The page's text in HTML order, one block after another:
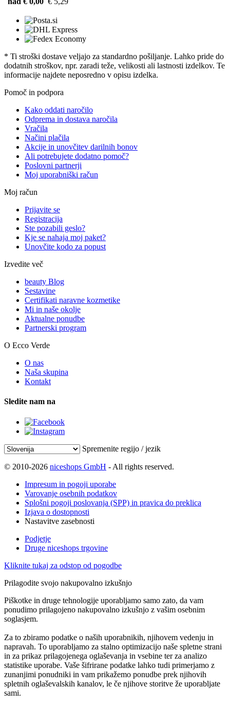
* Ti stroški dostave veljajo za standardno pošiljanje. Lahko pride do
dodatnih stroškov, npr. zaradi teže, velikosti ali lastnosti izdelkov. Te
informacije najdete neposredno v opisu izdelka.
Pomoč in podpora
Kako oddati naročilo
Odprema in dostava naročila
Vračila
Načini plačila
Akcije in unovčitev darilnih bonov
Ali potrebujete dodatno pomoč?
Poslovni partnerji
Moj uporabniški račun
Moj račun
Prijavite se
Registracija
Ste pozabili geslo?
Kje se nahaja moj paket?
Unovčite kodo za popust
Izvedite več
beauty Blog
Sestavine
Certifikati naravne kozmetike
Mi in naše okolje
Aktualne ponudbe
Partnerski program
O Ecco Verde
O nas
Naša skupina
Kontakt
Sledite nam na
Spremenite regijo / jezik
© 2010-2026 niceshops GmbH - All rights reserved.
Impresum in pogoji uporabe
Varovanje osebnih podatkov
Splošni pogoji poslovanja (SPP) in pravica do preklica
Izjava o dostopnosti
Nastavitve zasebnosti
Podjetje
Druge niceshops trgovine
Kliknite tukaj za odstop od pogodbe
Prilagodite svojo nakupovalno izkušnjo
Piškotke in druge tehnologije uporabljamo samo zato, da vam
ponudimo prilagojeno nakupovalno izkušnjo z vašim osebnim
soglasjem.
Za to zbiramo podatke o naših uporabnikih, njihovem vedenju in
napravah. To uporabljamo za stalno optimizacijo naše spletne strani
in za prikaz prilagojenega oglaševanja in vsebine ter za analizo
statistike uporabe. Vaše šifrirane podatke lahko tudi primerjamo z
zunanjimi ponudniki in vam prikažemo ponudbe prek njihovih
spletnih oglaševalskih kanalov, le če njihove storitve že uporabljate
sami.